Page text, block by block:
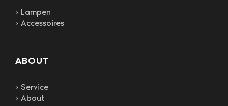
› Lampen
› Accessoires
ABOUT
› Service
› About